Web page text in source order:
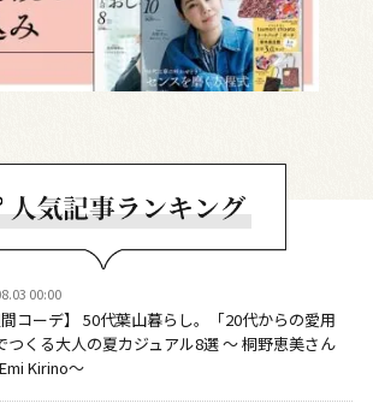
00:00
間コーデ】 50代葉山暮らし。「20代からの愛用
つくる大人の夏カジュアル8選 ～ 桐野恵美さん
Kirino～